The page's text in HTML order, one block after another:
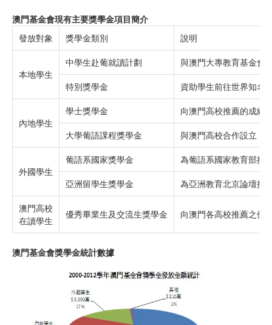
澳門基金會現有主要獎學金項目簡介
發放對象
獎學金類別 說明
本地學生
中學生赴葡就讀計劃
與澳門大專教育基金會
特別獎學金
資助學生前往世界知名
內地學生
學士獎學金
向澳門高校推薦的成績
大學葡語課程獎學金
與澳門高校合作設立，
外國學生
葡語系國家獎學金
為葡語系國家教育部推
亞洲留學生獎學金
為亞洲教育北京論壇推
澳門高校
在讀學生
優秀畢業生及交流生獎學金 向澳門各高校推薦之優
澳門基金會獎學金統計數據